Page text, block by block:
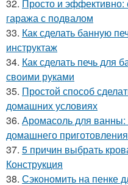
32. Просто и эффективно:
гаража с подвалом
33. Как сделать банную
инструктаж
34. Как сделать печь для
своими руками
35. Простой способ
домашних условиях
36. Аромасоль для ванны:
домашнего приготовления
37. 5 причин выбрать
Конструкция
38. Сэкономить на пенке